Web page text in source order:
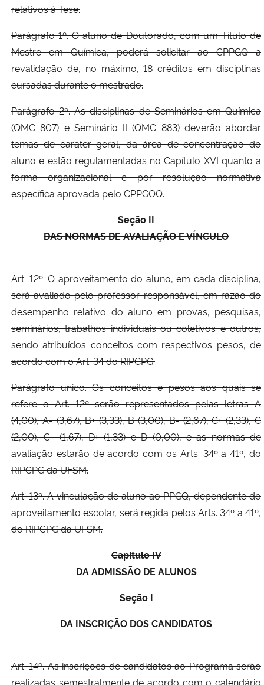
relativos à Tese.
Parágrafo 1º. O aluno de Doutorado, com um Título de
Mestre em Química, poderá solicitar ao CPPGQ a
revalidação de, no máximo, 18 créditos em disciplinas
cursadas durante o mestrado.
Parágrafo 2º. As disciplinas de Seminários em Química
(QMC 807) e Seminário II (QMC 883) deverão abordar
temas de caráter geral, da área de concentração do
aluno e estão regulamentadas no Capítulo XVI quanto a
forma organizacional e por resolução normativa
específica aprovada pelo CPPGOQ.
Seção II
DAS NORMAS DE AVALIAÇÃO E VÍNCULO
Art. 12º. O aproveitamento do aluno, em cada disciplina,
será avaliado pelo professor responsável, em razão do
desempenho relativo do aluno em provas, pesquisas,
seminários, trabalhos individuais ou coletivos e outros,
sendo atribuídos conceitos com respectivos pesos, de
acordo com o Art. 34 do RIPCPG.
Parágrafo unico. Os conceitos e pesos aos quais se
refere o Art. 12º serão representados pelas letras A
(4,00), A- (3,67), B+ (3,33), B (3,00), B- (2,67), C+ (2,33), C
(2,00), C- (1,67), D+ (1,33) e D (0,00), e as normas de
avaliação estarão de acordo com os Arts. 34º a 41º, do
RIPCPG da UFSM.
Art. 13º. A vinculação de aluno ao PPGQ, dependente do
aproveitamento escolar, será regida pelos Arts. 34º a 41º,
do RIPCPG da UFSM.
Capítulo IV
DA ADMISSÃO DE ALUNOS
Seção I
DA INSCRIÇÃO DOS CANDIDATOS
Art. 14º. As inscrições de candidatos ao Programa serão
realizadas semestralmente de acordo com o calendário